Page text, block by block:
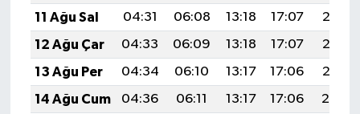
11 Ağu Sal
04:31 06:08 13:18 17:07
20:17
12 Ağu Çar
04:33 06:09 13:18 17:07
20:16
13 Ağu Per
04:34 06:10 13:17 17:06
20:15
14 Ağu Cum
04:36 06:11 13:17 17:06
20:14